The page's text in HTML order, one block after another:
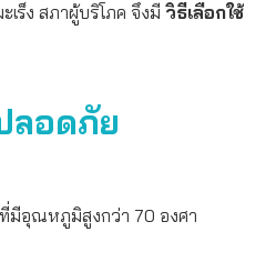
เร็ง สภาผู้บริโภค จึงมี วิธีเลือกใช้
ลอดภัย
ที่มีอุณหภูมิสูงกว่า 70 องศา